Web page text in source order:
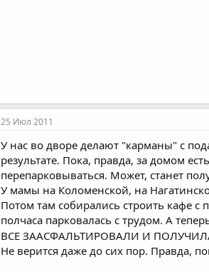
25 Июл 2011
У нас во дворе делают "карманы" с
результате. Пока, правда, за домом
перепарковываться. Может, станет
У мамы на Коломенской, на
Потом там собирались строить кафе с
полчаса парковалась с трудом. А
ВСЕ ЗААСФАЛЬТИРОВАЛИ И
Не верится даже до сих пор. Правда,